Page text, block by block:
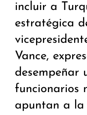
incluir a
estratégica
Vance,
desempeñar
funcionarios
apuntan a la